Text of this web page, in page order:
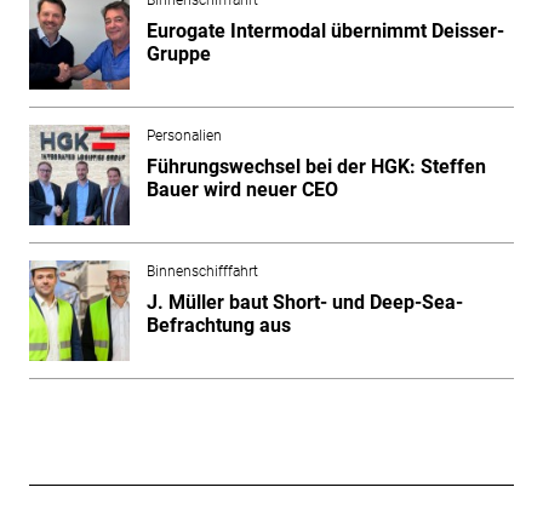
Eurogate Intermodal übernimmt Deisser-
Gruppe
Personalien
Führungswechsel bei der HGK: Steffen
Bauer wird neuer CEO
Binnenschifffahrt
J. Müller baut Short- und Deep-Sea-
Befrachtung aus